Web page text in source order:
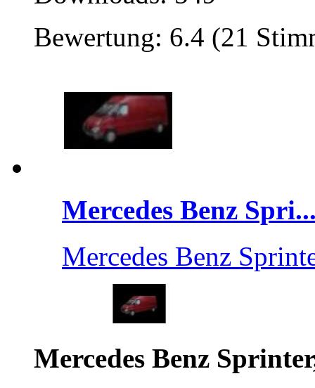
Bewertung: 6.4 (21
Mercedes Benz
Mercedes Benz
Mercedes Benz